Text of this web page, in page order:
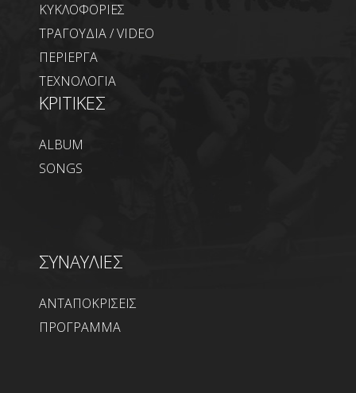
ΚΥΚΛΟΦΟΡΙΕΣ
ΤΡΑΓΟΥΔΙΑ / VIDEO
ΠΕΡΙΕΡΓΑ
ΤΕΧΝΟΛΟΓΙΑ
ΚΡΙΤΙΚΕΣ
ALBUM
SONGS
ΣΥΝΑΥΛΙΕΣ
ΑΝΤΑΠΟΚΡΙΣΕΙΣ
ΠΡΟΓΡΑΜΜΑ